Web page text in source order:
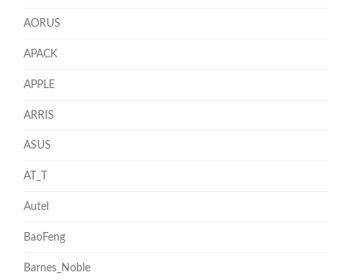
AORUS
APACK
APPLE
ARRIS
ASUS
AT_T
Autel
BaoFeng
Barnes_Noble